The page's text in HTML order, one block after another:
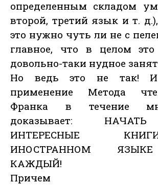
определенным складом
второй, третий язык и т.
это нужно чуть ли не с
главное, что в целом
довольно-таки нудное
Но ведь это не так! И
применение Метода
Франка в течение
доказывает:
ИНТЕРЕСНЫЕ
ИНОСТРАННОМ
КАЖДЫЙ!
Причем